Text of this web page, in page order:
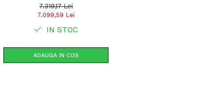
7.319,17 Lei
7.099,59 Lei
IN STOC
ADAUGA IN COS